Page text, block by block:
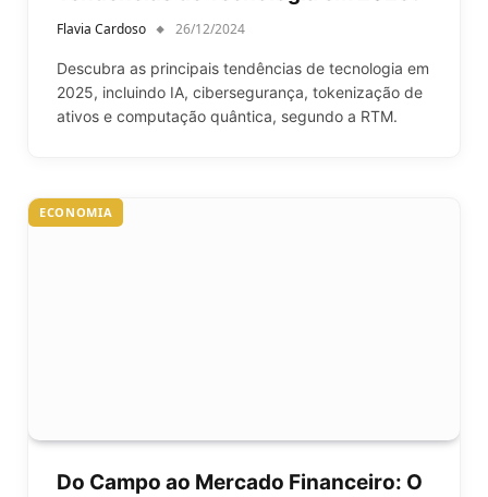
Flavia Cardoso 26/12/2024
Descubra as principais tendências de tecnologia em
2025, incluindo IA, cibersegurança, tokenização de
ativos e computação quântica, segundo a RTM.
ECONOMIA
Do Campo ao Mercado Financeiro: O